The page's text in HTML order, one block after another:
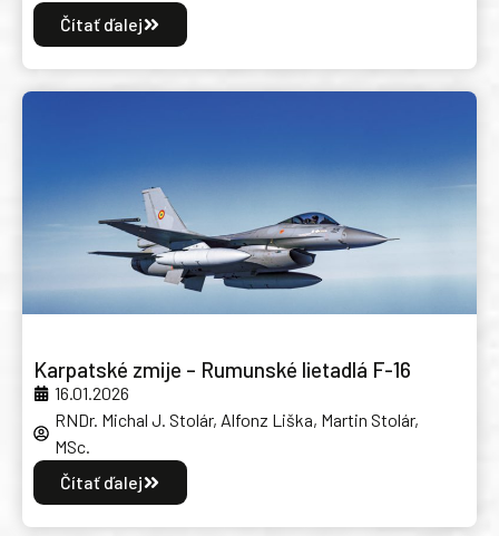
Čítať ďalej
Karpatské zmije – Rumunské lietadlá F-16
16.01.2026
RNDr. Michal J. Stolár, Alfonz Liška, Martin Stolár,
MSc.
Čítať ďalej